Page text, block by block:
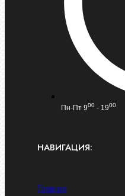
Пн-Пт 900 - 1900
НАВИГАЦИЯ:
Главная